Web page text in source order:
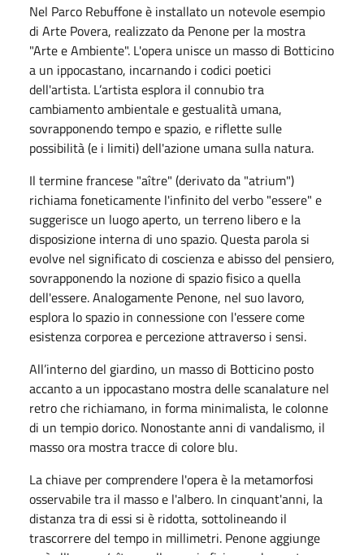
Nel Parco Rebuffone è installato un notevole esempio
di Arte Povera, realizzato da Penone per la mostra
"Arte e Ambiente". L'opera unisce un masso di Botticino
a un ippocastano, incarnando i codici poetici
dell'artista. L’artista esplora il connubio tra
cambiamento ambientale e gestualità umana,
sovrapponendo tempo e spazio, e riflette sulle
possibilità (e i limiti) dell'azione umana sulla natura.
Il termine francese "aître" (derivato da "atrium")
richiama foneticamente l'infinito del verbo "essere" e
suggerisce un luogo aperto, un terreno libero e la
disposizione interna di uno spazio. Questa parola si
evolve nel significato di coscienza e abisso del pensiero,
sovrapponendo la nozione di spazio fisico a quella
dell'essere. Analogamente Penone, nel suo lavoro,
esplora lo spazio in connessione con l'essere come
esistenza corporea e percezione attraverso i sensi.
All’interno del giardino, un masso di Botticino posto
accanto a un ippocastano mostra delle scanalature nel
retro che richiamano, in forma minimalista, le colonne
di un tempio dorico. Nonostante anni di vandalismo, il
masso ora mostra tracce di colore blu.
La chiave per comprendere l'opera è la metamorfosi
osservabile tra il masso e l'albero. In cinquant'anni, la
distanza tra di essi si è ridotta, sottolineando il
trascorrere del tempo in millimetri. Penone aggiunge